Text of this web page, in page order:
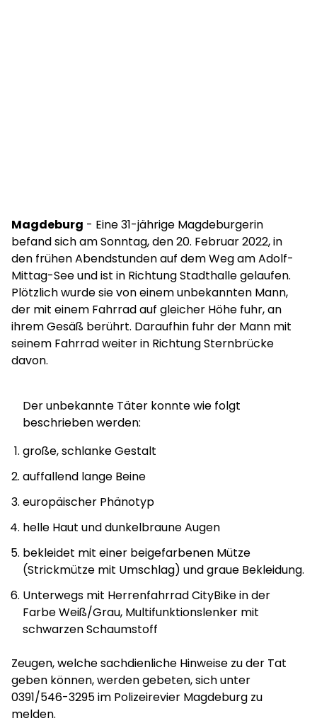
Magdeburg - Eine 31-jährige Magdeburgerin
befand sich am Sonntag, den 20. Februar 2022, in
den frühen Abendstunden auf dem Weg am Adolf-
Mittag-See und ist in Richtung Stadthalle gelaufen.
Plötzlich wurde sie von einem unbekannten Mann,
der mit einem Fahrrad auf gleicher Höhe fuhr, an
ihrem Gesäß berührt. Daraufhin fuhr der Mann mit
seinem Fahrrad weiter in Richtung Sternbrücke
davon.
Der unbekannte Täter konnte wie folgt
beschrieben werden:
große, schlanke Gestalt
auffallend lange Beine
europäischer Phänotyp
helle Haut und dunkelbraune Augen
bekleidet mit einer beigefarbenen Mütze
(Strickmütze mit Umschlag) und graue Bekleidung.
Unterwegs mit Herrenfahrrad CityBike in der
Farbe Weiß/Grau, Multifunktionslenker mit
schwarzen Schaumstoff
Zeugen, welche sachdienliche Hinweise zu der Tat
geben können, werden gebeten, sich unter
0391/546-3295 im Polizeirevier Magdeburg zu
melden.